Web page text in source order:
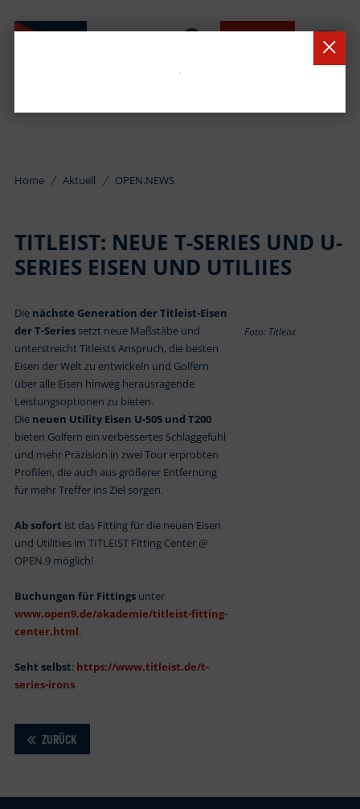
Home Aktuell OPEN.NEWS
TITLEIST: NEUE T-SERIES UND U-
SERIES EISEN UND UTILIIES
Die nächste Generation der Titleist-Eisen
der T-Seriessetzt neue Maßstäbe und
unterstreicht Titleists Anspruch, die besten
Eisen der Welt zu entwickeln und Golfern
über alle Eisen hinweg herausragende
Leistungsoptionen zu bieten.
Die neuen Utility Eisen U-505 und T200
bieten Golfern ein verbessertes Schlaggefühl
und mehr Präzision in zwei Tour erprobten
Profilen, die auch aus größerer Entfernung
für mehr Treffer ins Ziel sorgen.
Ab sofort ist das Fitting für die neuen Eisen
und Utilities im TITLEIST Fitting Center @
OPEN.9 möglich!
Buchungen für Fittingsunter
www.open9.de/akademie/titleist-fitting-
center.html.
Seht selbst: https://www.titleist.de/t-
series-irons
Foto: Titleist
ZURÜCK